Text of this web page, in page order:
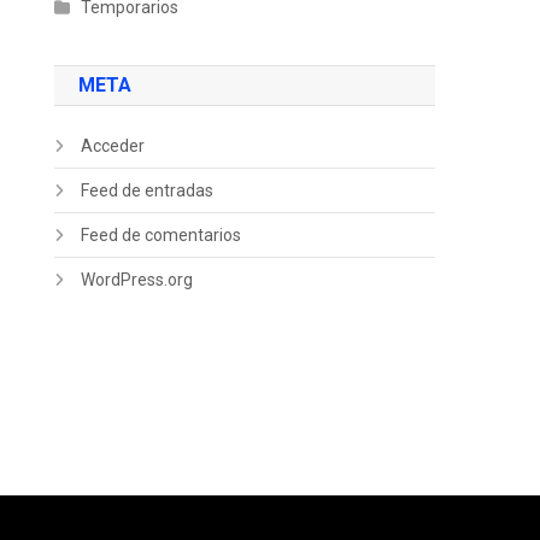
Temporarios
META
Acceder
Feed de entradas
Feed de comentarios
WordPress.org